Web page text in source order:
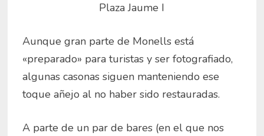
Plaza Jaume I
Aunque gran parte de Monells está
«preparado» para turistas y ser fotografiado,
algunas casonas siguen manteniendo ese
toque añejo al no haber sido restauradas.
A parte de un par de bares (en el que nos